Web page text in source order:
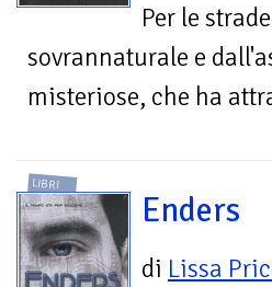
Per le
sovrannaturale e
misteriose, che ha
LIBRI
Enders
di Lissa